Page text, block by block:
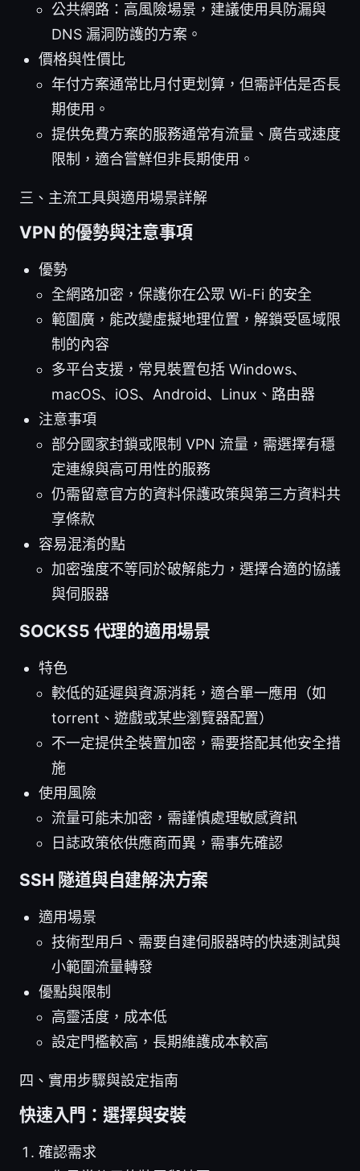
公共網路：高風險場景，建議使用具防漏與
DNS 漏洞防護的方案。
價格與性價比
年付方案通常比月付更划算，但需評估是否長
期使用。
提供免費方案的服務通常有流量、廣告或速度
限制，適合嘗鮮但非長期使用。
三、主流工具與適用場景詳解
VPN 的優勢與注意事項
優勢
全網路加密，保護你在公眾 Wi-Fi 的安全
範圍廣，能改變虛擬地理位置，解鎖受區域限
制的內容
多平台支援，常見裝置包括 Windows、
macOS、iOS、Android、Linux、路由器
注意事項
部分國家封鎖或限制 VPN 流量，需選擇有穩
定連線與高可用性的服務
仍需留意官方的資料保護政策與第三方資料共
享條款
容易混淆的點
加密強度不等同於破解能力，選擇合適的協議
與伺服器
SOCKS5 代理的適用場景
特色
較低的延遲與資源消耗，適合單一應用（如
torrent、遊戲或某些瀏覽器配置）
不一定提供全裝置加密，需要搭配其他安全措
施
使用風險
流量可能未加密，需謹慎處理敏感資訊
日誌政策依供應商而異，需事先確認
SSH 隧道與自建解決方案
適用場景
技術型用戶、需要自建伺服器時的快速測試與
小範圍流量轉發
優點與限制
高靈活度，成本低
設定門檻較高，長期維護成本較高
四、實用步驟與設定指南
快速入門：選擇與安裝
確認需求